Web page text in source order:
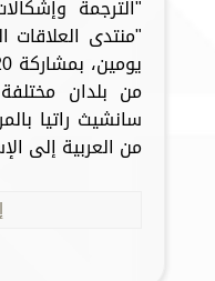
"الترجمة
"منتدى العلاقات
من بلدان
سانشيث راتيا
من العربية إلى